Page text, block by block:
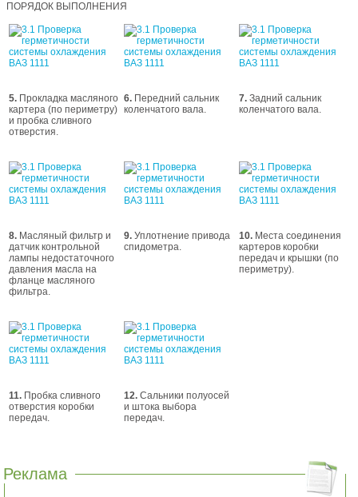
ПОРЯДОК ВЫПОЛНЕНИЯ
5. Прокладка масляного
картера (по периметру)
и пробка сливного
отверстия.
6. Передний сальник
коленчатого вала.
7. Задний сальник
коленчатого вала.
8. Масляный фильтр и
датчик контрольной
лампы недостаточного
давления масла на
фланце масляного
фильтра.
9. Уплотнение привода
спидометра.
10. Места соединения
картеров коробки
передач и крышки (по
периметру).
11. Пробка сливного
отверстия коробки
передач.
12. Сальники полуосей
и штока выбора
передач.
Реклама